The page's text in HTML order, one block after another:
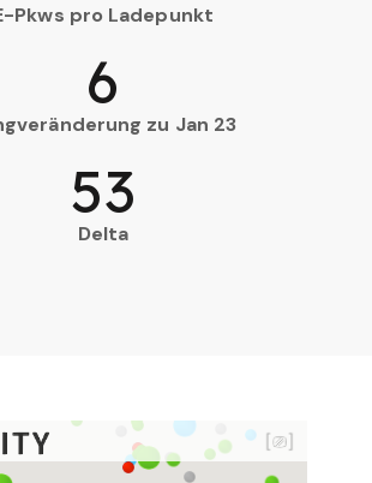
Pkws pro Ladepunkt
zu Jan 23
6
Delta
53